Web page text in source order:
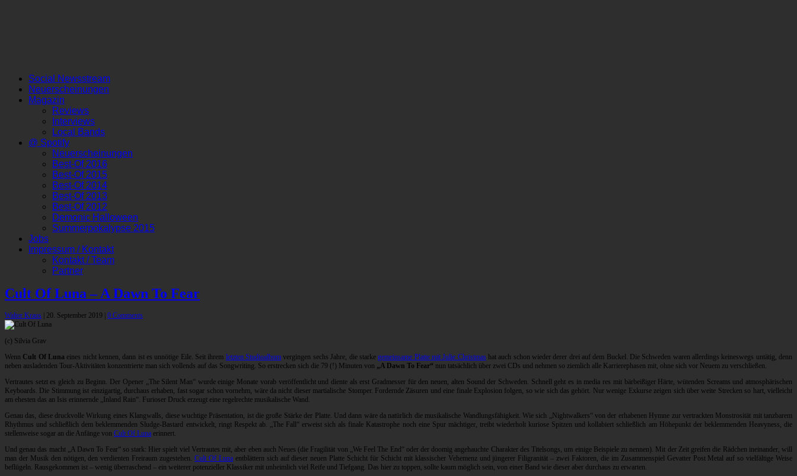
Social Newsstream
Neuerscheinungen
Magazin
Reviews
Interviews
Local Bands
@ Spotify
Neuerscheinungen
Best-Of 2016
Best-Of 2015
Best-Of 2014
Best-Of 2013
Best-Of 2012
Demonic Halloween
Summerpokalypse 2015
Jobs
Impressum / Kontakt
Kontakt / Team
Partner
Cult Of Luna – A Dawn To Fear
Walter Kraus 20. September 2019 0 Comments
(c) Silvia Grav
Wenn Cult Of Luna eines nicht kennen, dann ist es unnötige Eile. Seit ihrem letzten Studioalbum vergingen sechs Jahre, die starkegemeinsame Platte mit Julie Christmashat auch schon wieder derer drei auf dem Buckel. Die Schweden waren allerdings keineswegs untätig, denn
neben ausladenden Tour-Aktivitäten konzentrierte man sich vollends auf das Songwriting. So erstrecken sich die 79 (!) Minuten von „A Dawn To Fear“ nun tatsächlich über zwei CDs und nehmen so ziemlich alle Karrierephasen mit, ohne sich vor Neuem zu verschließen.
Vertrautes setzt es gleich zu Beginn. Der Opener „The Silent Man“ wurde einige Monate vorab veröffentlicht und diente als erst Gradmesser für den neuen, alten Sound der Schweden. Schnell geht es in media res mit bärbeißiger Härte, wütenden Screams und atmosphärischen
Keyboards. Die Stimmung ist einzigartig, durchaus erhaben, fast sogar schon vornehm, wäre da nicht dieser martialische Stomper. Fordernde Zäsuren und eine finale Explosion folgen, so wie sich das gehört. Nur wenige Exkurse zeigen sich über weite Strecken so hart, vielleicht
am ehesten das an Isis erinnernde „Inland Rain“. Furioser Druck erzeugt eine regelrechte musikalische Wand.
Genau das, diese druckvolle Wirkung eines Klangwalls, diese wuchtige Präsentation, ist die große Stärke der Platte. Und dann wäre da natürlich die musikalische Wandlungsfähigkeit. Wie sich „Nightwalkers“ von der erhabenen Hymne zur vertrackten Monstrosität mit tanzbarem
Rhythmus und schließlich dem beklemmenden Sludge-Bastard entwickelt, ringt Respekt ab. „The Fall“ erweist sich als finale Katastrophe noch eine Spur mächtiger, treibt wiederholt kuriose Spitzen und kollabiert schließlich am Höhepunkt der beklemmenden Heavyness, die
stellenweise sogar an die Anfänge von Cult Of Luna erinnert.
Und genau das macht „A Dawn To Fear“ so stark: Hier spielt viel Vertrautes mit, aber eben auch Neues (die Fragilität von „We Feel The End“ oder der doomig angehauchte Charakter des Titelsongs, um einige Beispiele zu nennen). Mit der Zeit greifen die Rädchen ineinander, will
man der Musik den nötigen, den verdienten Freiraum zugestehen.Cult Of Lunaentblättern sich auf dieser neuen Platte Schicht für Schicht mit klassischer Vehemenz und jüngerer Filigranität – zwei Faktoren, die im Zusammenspiel Gevatter Post Metal auf so vielfältige Weise
beflügeln. Rausgekommen ist – wenig überraschend – ein weiterer potenzieller Klassiker mit unheimlich viel Reife und Tiefgang. Das hier zu toppen, sollte kaum möglich sein, von einer Band wie dieser aber durchaus zu erwarten.